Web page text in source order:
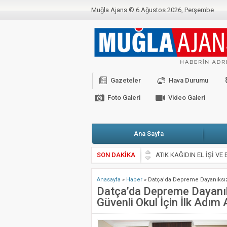
Muğla Ajans © 6 Ağustos 2026, Perşembe
BAKANLIKTAN YENİ CORONO GENELGESİ
CHP’Lİ VEKİLLER BAŞKANLARLA KARŞI
Gazeteler Hava Durumu
Foto Galeri Video Galeri
Ana Sayfa
SON DAKİKA
ATIK KAĞIDIN EL İŞİ VE
Muğla Valiliği’nden kritik
Zeytin Çiçeği
Emekli Kafe Menteşe’de
Selahattin Sapmaz’ın
Anasayfa » Haber » Datça’da Depreme
Datça’da Depreme
Güvenli Okul İçin İlk Adım